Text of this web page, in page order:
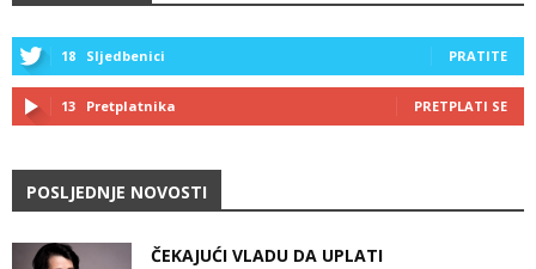
18 Sljedbenici PRATITE
13 Pretplatnika PRETPLATI SE
POSLJEDNJE NOVOSTI
ČEKAJUĆI VLADU DA UPLATI